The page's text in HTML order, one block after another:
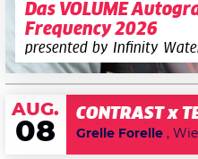
Das VOLUME
Frequency 2026
presented by Infinity
AUG.
08
CONTRAST x
Grelle Forelle ,